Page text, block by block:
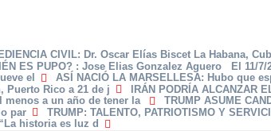
CIVIL: Dr. Oscar Elías Biscet La Habana,
ES PUPO? : Jose Elias Gonzalez Aguero El 11/7/
el ASÍ NACIÓ LA MARSELLESA: Hubo que
Puerto Rico a 21 de j
IRÁN PODRÍA ALCANZAR
menos a un año de tener la
TRUMP ASUME
par TRUMP: TALENTO, PATRIOTISMO Y
historia es luz d